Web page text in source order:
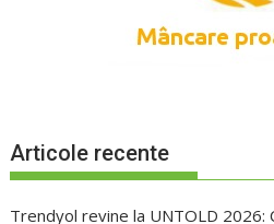
Articole recente
Trendyol revine la UNTOLD 2026: